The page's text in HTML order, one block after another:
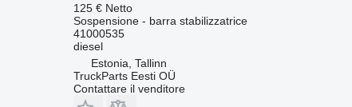
125 € Netto
Sospensione - barra stabilizzatrice
41000535
diesel
Estonia, Tallinn
TruckParts Eesti OÜ
Contattare il venditore